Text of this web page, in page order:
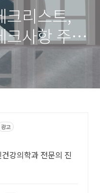
크리스트,
크사항 주의
광고
강의학과 전문의 진